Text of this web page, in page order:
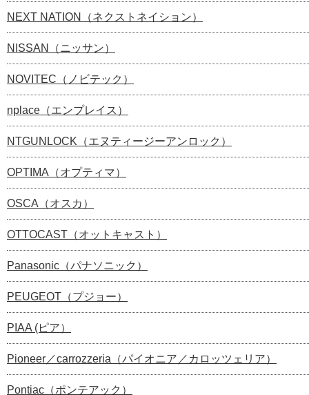
NEXT NATION（ネクストネイション）
NISSAN（ニッサン）
NOVITEC（ノビテック）
nplace（エンプレイス）
NTGUNLOCK（エヌティージーアンロック）
OPTIMA（オプティマ）
OSCA（オスカ）
OTTOCAST（オットキャスト）
Panasonic（パナソニック）
PEUGEOT（プジョー）
PIAA (ピア）
Pioneer／carrozzeria（パイオニア／カロッツェリア）
Pontiac（ポンテアック）